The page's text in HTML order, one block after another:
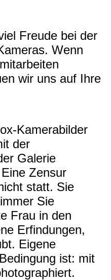
Freude bei der
Wenn
wir uns auf Ihre
Kamerabilder
der
Galerie
Zensur
statt. Sie
Sie
Frau in den
Erfindungen,
Eigene
ist: mit